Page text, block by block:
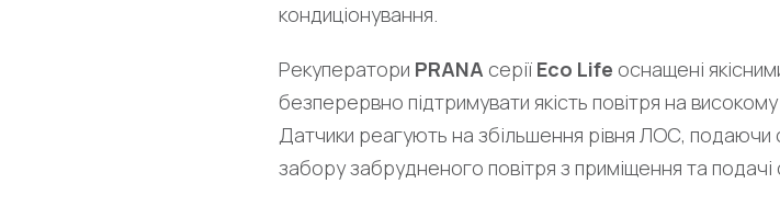
кондиціонування.
Рекуператори PRANA серії Eco Life оснащені
безперервно підтримувати якість повітря на
Датчики реагують на збільшення рівня ЛОС, подаючи
забору забрудненого повітря з приміщення та подачі